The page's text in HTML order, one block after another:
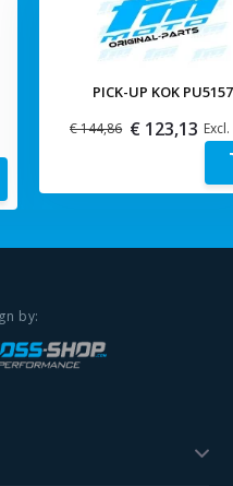
PICK-UP KOK PU5157
€ 144,86 € 123,13